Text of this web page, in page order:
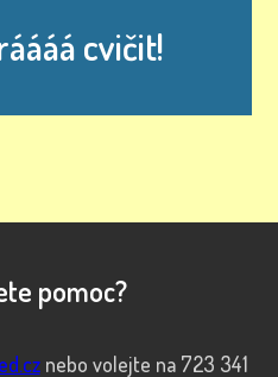
cvičit!
pomoc?
nebo volejte na 723 341